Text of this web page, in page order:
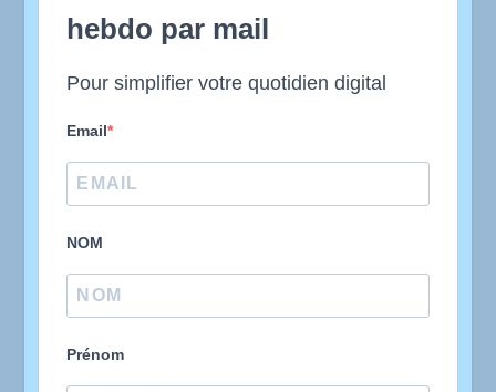
hebdo par mail
Pour simplifier votre quotidien digital
Email
NOM
Prénom